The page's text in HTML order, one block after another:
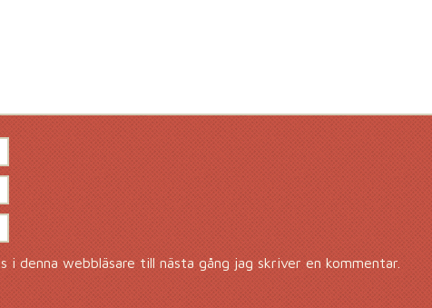
denna webbläsare till nästa gång jag skriver en kommentar.